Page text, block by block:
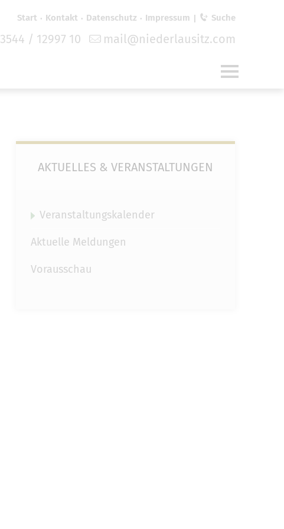
/ 12997 10 mail@niederlausitz.com
Start Kontakt Datenschutz Impressum Suche
AKTUELLES & VERANSTALTUNGEN
Veranstaltungskalender
Aktuelle Meldungen
Vorausschau
für funktionale Cookiesin den